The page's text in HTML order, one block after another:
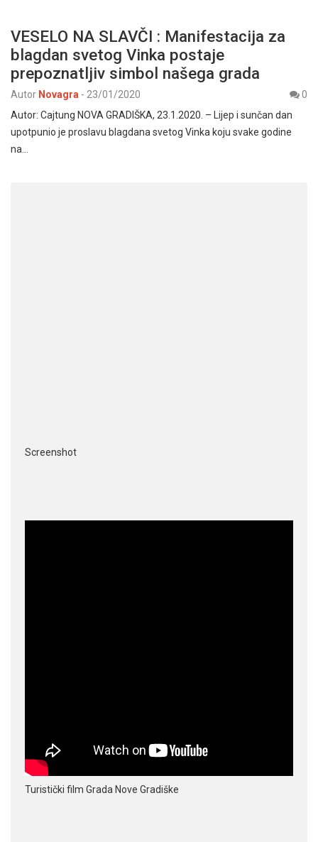
VESELO NA SLAVČI : Manifestacija za
blagdan svetog Vinka postaje
prepoznatljiv simbol našega grada
Autor Novagra - 23/01/2020
0
Autor: Cajtung NOVA GRADIŠKA, 23.1.2020. – Lijep i sunčan dan
upotpunio je proslavu blagdana svetog Vinka koju svake godine
na…
Screenshot
Turistički film Grada Nove Gradiške